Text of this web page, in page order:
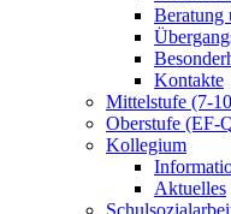
Beratung
Kontakte
Mittelstufe (7-
Oberstufe (EF-
Kollegium
Aktuelles